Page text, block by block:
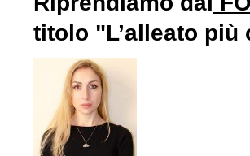
titolo "L’alleato